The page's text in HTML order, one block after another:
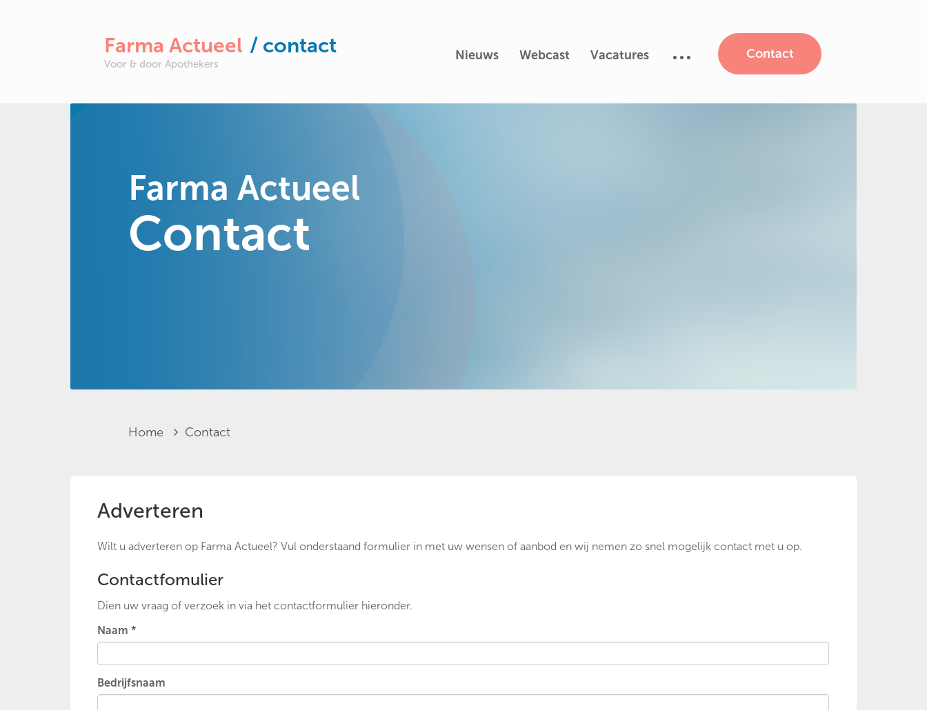
Farma Actueel / contact
Voor & door Apothekers
Nieuws Webcast Vacatures Contact
Farma Actueel
Contact
Home Contact
Adverteren
Wilt u adverteren op Farma Actueel? Vul onderstaand formulier in met uw wensen of aanbod en wij nemen zo snel mogelijk contact met u op.
Contactfomulier
Dien uw vraag of verzoek in via het contactformulier hieronder.
Naam *
Bedrijfsnaam